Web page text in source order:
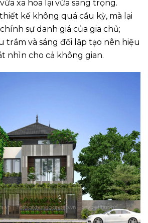
xa hoa lại vừa sang trọng.
kế không quá cầu kỳ, mà lại
sự danh giá của gia chủ;
trầm và sáng đối lập tạo nên hiệu
nhìn cho cả không gian.